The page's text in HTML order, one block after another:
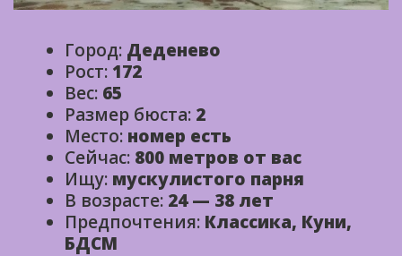
Город: Деденево
Рост: 172
Вес: 65
Размер бюста: 2
Место: номер есть
Сейчас: 800 метров от вас
Ищу: мускулистого парня
В возрасте: 24 — 38 лет
Предпочтения: Классика, Куни,
БДСМ